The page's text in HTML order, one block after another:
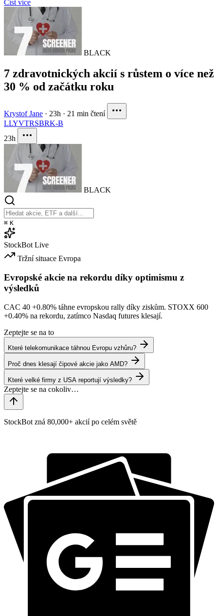
Číst více
BLACK
7 zdravotnických akcií s růstem o více než
30 % od začátku roku
Krystof Jane · 23h · 21 min čtení
LLYVTRSBRK-B
23h
BLACK
⌘ K
StockBot Live
Tržní situace Evropa
Evropské akcie na rekordu díky optimismu z
výsledků
CAC 40 +0.80% táhne evropskou rally díky ziskům. STOXX 600
+0.40% na rekordu, zatímco Nasdaq futures klesají.
Zeptejte se na to
Které telekomunikace táhnou Evropu vzhůru?
Proč dnes klesají čipové akcie jako AMD?
Které velké firmy z USA reportují výsledky?
StockBot zná 80,000+ akcií po celém světě